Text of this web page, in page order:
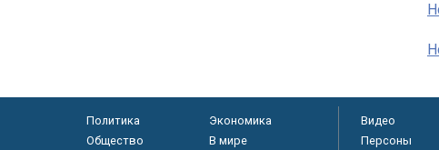
Политика
Экономика
Общество
В мире
Видео
Персоны